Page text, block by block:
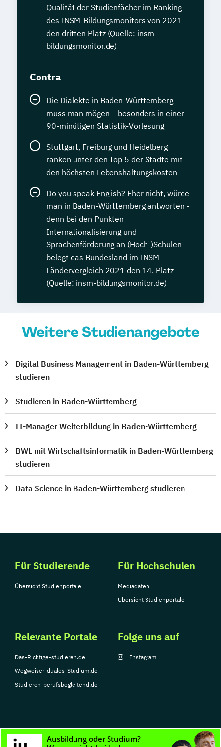
Qualität der Studienfächer im Ranking
des INSM-Bildungsmonitors von 2021
den dritten Platz (Quelle: insm-
bildungsmonitor.de)
Contra
Die Dialekte in Baden-Württemberg
muss man mögen – besonders in einer
90-minütigen Statistik-Vorlesung
Stuttgart, Freiburg und Heidelberg
ranken unter den Top 5 der Städte mit
den höchsten Lebenshaltungskosten
Do you speak English? Eher nicht, würde
man in Baden-Württemberg antworten -
denn bei den Punkten
Internationalisierung und
Sprachenförderung an (Hoch-)Schulen
belegt das Bundesland im INSM-
Ländervergleich 2021 den 14. Platz
(Quelle: insm-bildungsmonitor.de)
Weitere Studienangebote
Digital Business Management in Baden-Württemberg
studieren
Studieren in Baden-Württemberg
IT-Manager Weiterbildung in Baden-Württemberg
BWL mit Wirtschaftsinformatik in Baden-Württemberg
studieren
Data Science in Baden-Württemberg studieren
Für Studierende
Übersicht Studienportale
Für Hochschulen
Mediadaten
Übersicht Studienportale
Relevante Portale
Das-Richtige-studieren.de
Wegweiser-duales-Studium.de
Studieren-berufsbegleitend.de
Folge uns auf
Instagram